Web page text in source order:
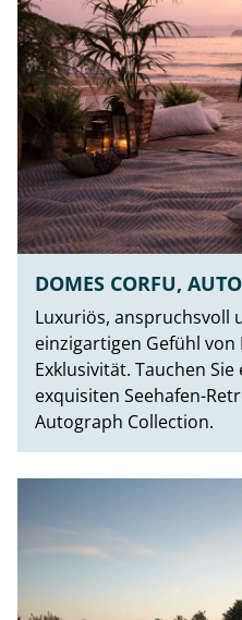
DOMES CORFU,
Luxuriös, anspruchsvoll
einzigartigen Gefühl
Exklusivität. Tauchen
exquisiten Seehafen-
Autograph Collection.